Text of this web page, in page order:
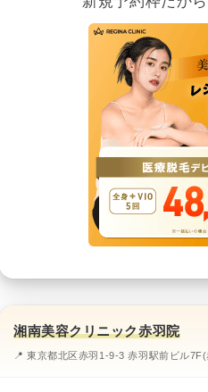
湘南美容クリニック赤羽院
📍 東京都北区赤羽1-9-3 赤羽駅前ビル